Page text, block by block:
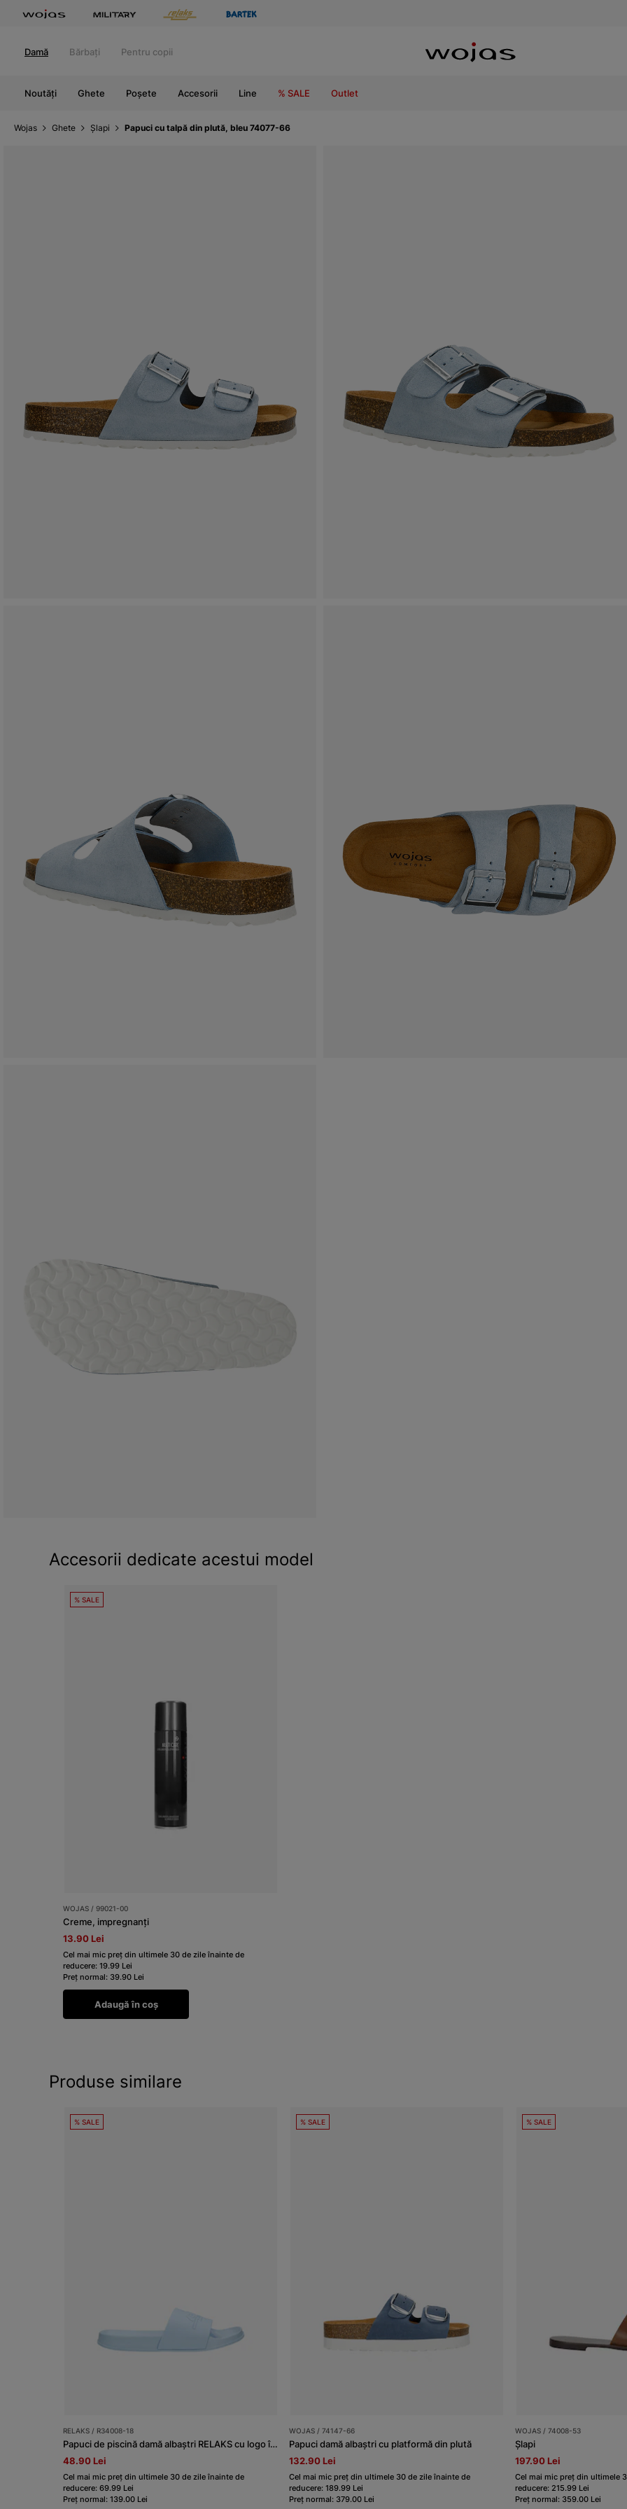
Damă Bărbați Pentru copii
Noutăți Ghete Poșete Accesorii Line % SALE Outlet
Wojas Ghete Șlapi Papuci cu talpă din plută, bleu 74077-66
Accesorii dedicate acestui model
% SALE
WOJAS / 99021-00
Creme, impregnanți
13.90 Lei
Cel mai mic preț din ultimele 30 de zile înainte de
reducere: 19.99 Lei
Preț normal: 39.90 Lei
Adaugă în coș
Produse similare
% SALE
RELAKS / R34008-18
Papuci de piscină damă albaștri RELAKS cu logo în relief
48.90 Lei
Cel mai mic preț din ultimele 30 de zile înainte de
reducere: 69.99 Lei
Preț normal: 139.00 Lei
% SALE
WOJAS / 74147-66
Papuci damă albaștri cu platformă din plută
132.90 Lei
Cel mai mic preț din ultimele 30 de zile înainte de
reducere: 189.99 Lei
Preț normal: 379.00 Lei
% SALE
WOJAS / 74008-53
Șlapi
197.90 Lei
Cel mai mic preț din ultimele
reducere: 215.99 Lei
Preț normal: 359.00 Lei